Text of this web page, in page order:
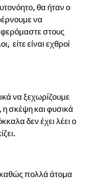
θα ήταν ο
να
στους
είτε είναι εχθροί
να ξεχωρίζουμε
η σκέψη και φυσικά
δεν έχει λέει ο
καθώς πολλά άτομα